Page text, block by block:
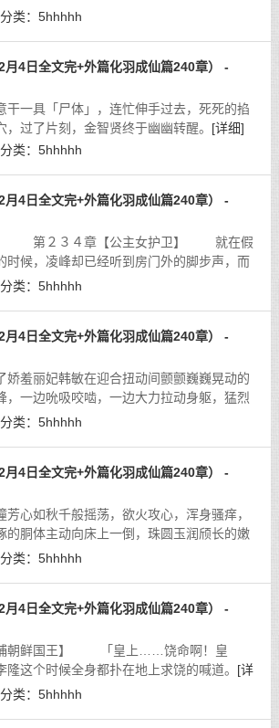
？」
[详细]
分类： 5hhhhh
月4日全文完+外篇化羽成仙篇240章） -
一具「尸体」，连忙伸手过去，死死的掐
，过了片刻，金智贤终于幽幽转醒。 [详细]
分类： 5hhhhh
月4日全文完+外篇化羽成仙篇240章） -
【公主女护卫】 就在假
时候，凌峰却已经听到房门外的脚步声，而
不熟悉的。
分类： 5hhhhh
月4日全文完+外篇化羽成仙篇240章） -
羞丽妃韩敏在迎合扭动间颤颤巍巍晃动的
，一边吮吸咬啮，一边大力拉动身躯，猛烈
妃韩敏敏感的万峰层层花心。「啊……
分类： 5hhhhh
月4日全文完+外篇化羽成仙篇240章） -
心如秋千般摇荡，欲火攻心，浑身骚痒，
的胴体主动向床上一倒，珠圆玉润颀长的嫩
毕呈，春光尽泻。白君仪美艳娇丽的玉靥春
分类： 5hhhhh
月4日全文完+外篇化羽成仙篇240章） -
朝鲜国王】 「皇上……饶命啊！皇
这个时候全身都扑在地上求饶的喊道。 [详
分类： 5hhhhh